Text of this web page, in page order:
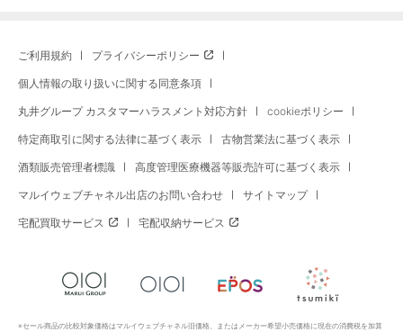
ご利用規約 プライバシーポリシー
個人情報の取り扱いに関する同意条項
丸井グループ カスタマーハラスメント対応方針 cookieポリシー
特定商取引に関する法律に基づく表示 古物営業法に基づく表示
酒類販売管理者標識 高度管理医療機器等販売許可に基づく表示
マルイウェブチャネル出店のお問い合わせ サイトマップ
宅配買取サービス 宅配収納サービス
※セール商品の比較対象価格はマルイウェブチャネル旧価格、またはメーカー希望小売価格に現在の消費税を加算